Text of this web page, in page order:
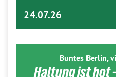
24.07.26
Buntes Berlin,
Haltung ist hot